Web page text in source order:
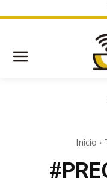
Início